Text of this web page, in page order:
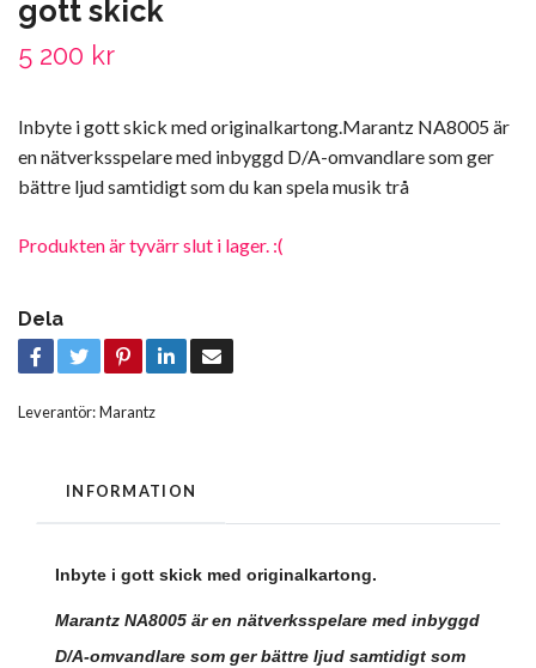
gott skick
5 200 kr
Inbyte i gott skick med originalkartong.Marantz NA8005 är
en nätverksspelare med inbyggd D/A-omvandlare som ger
bättre ljud samtidigt som du kan spela musik trå
Produkten är tyvärr slut i lager. :(
Dela
Leverantör:Marantz
INFORMATION
Inbyte i gott skick med originalkartong.
Marantz NA8005 är en nätverksspelare med inbyggd
D/A-omvandlare som ger bättre ljud samtidigt som